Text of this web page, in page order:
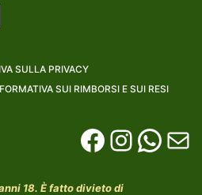
SULLA PRIVACY
SUI RIMBORSI E SUI RESI
18. È fatto divieto di